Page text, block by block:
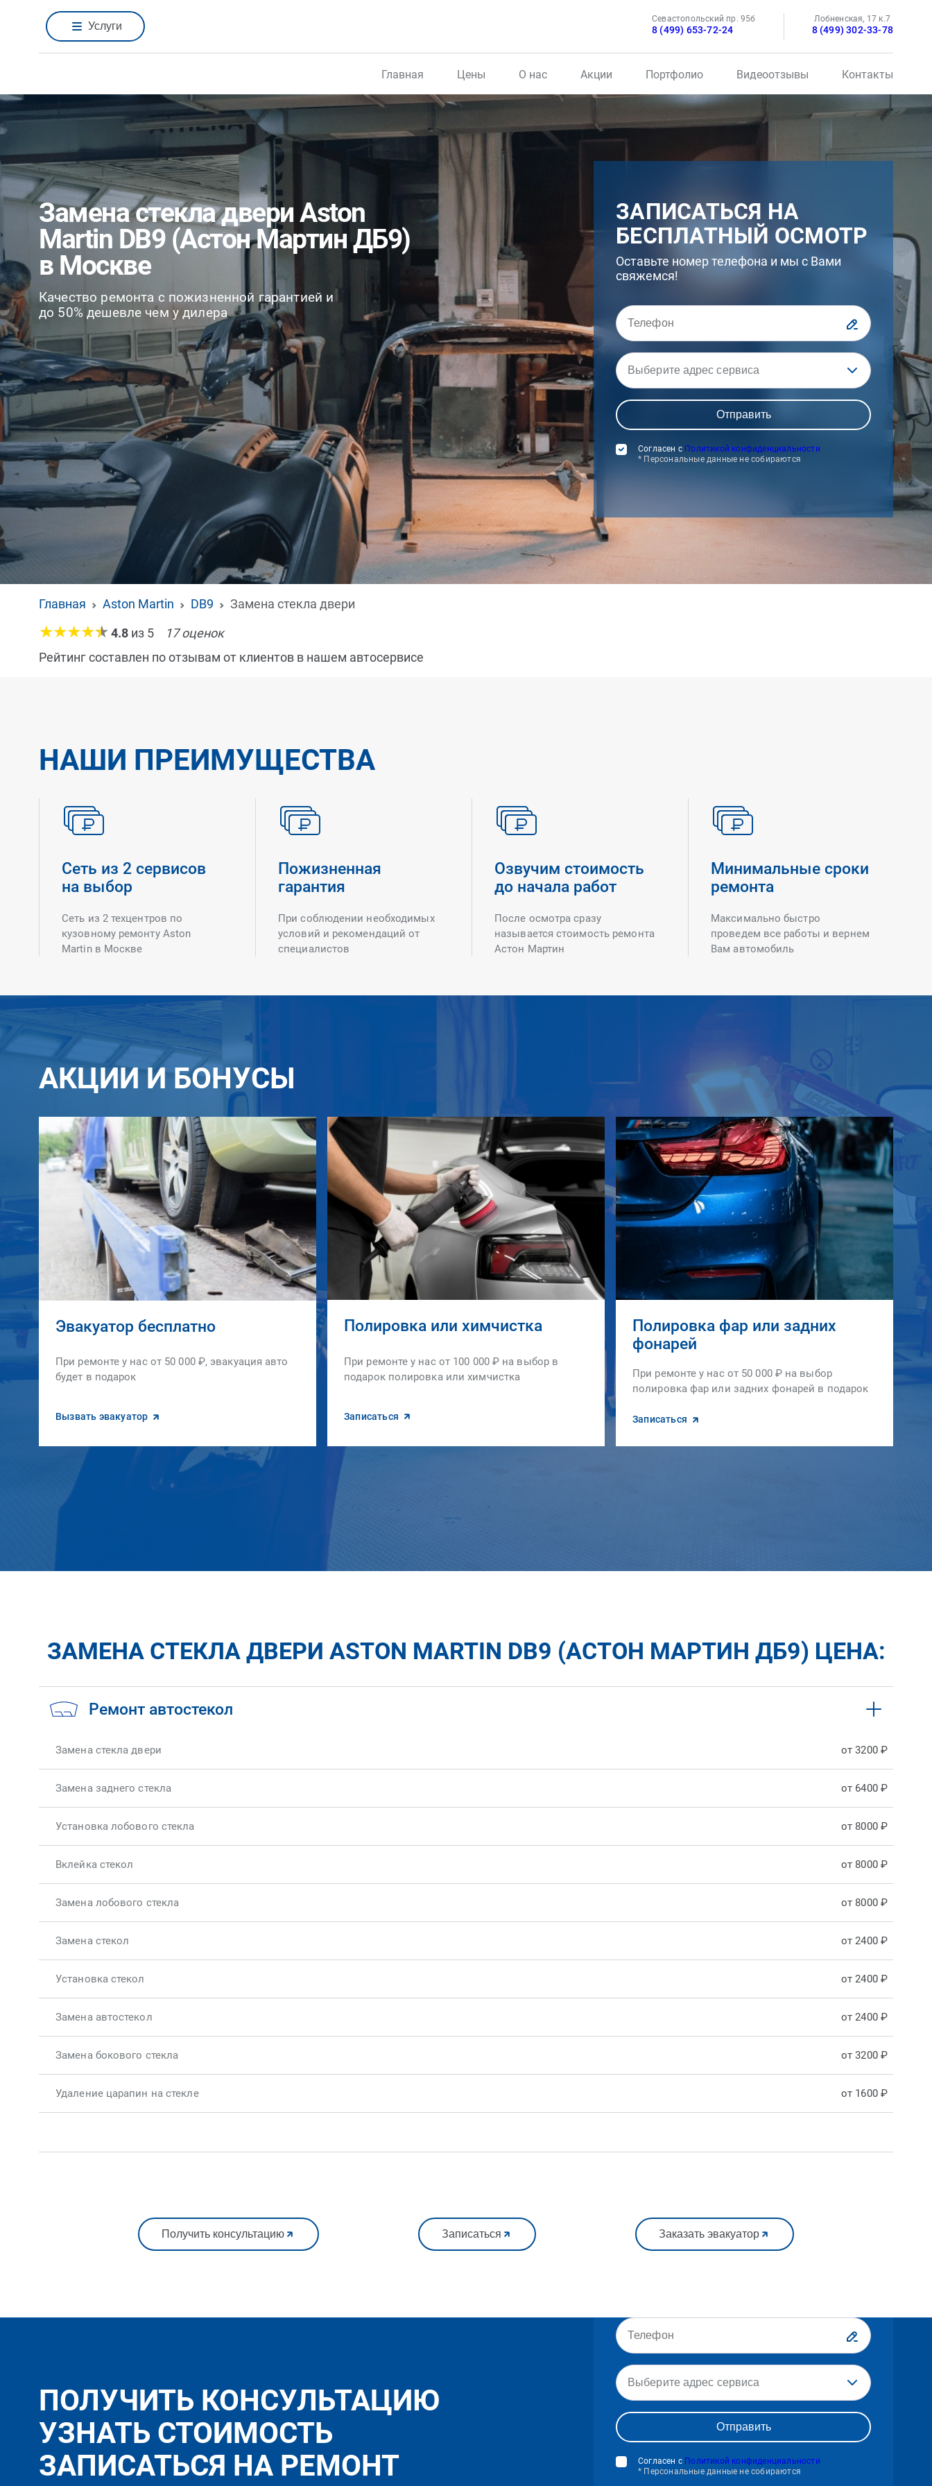
Услуги
Севастопольский пр. 95б
8 (499) 653-72-24
Лобненская, 17 к.7
8 (499) 302-33-78
Главная Цены О нас Акции Портфолио Видеоотзывы Контакты
Замена стекла двери Aston
Martin DB9 (Астон Мартин ДБ9)
в Москве
Качество ремонта с пожизненной гарантией и
до 50% дешевле чем у дилера
ЗАПИСАТЬСЯ НА
БЕСПЛАТНЫЙ ОСМОТР
Оставьте номер телефона и мы с Вами
свяжемся!
Выберите адрес сервиса
Согласен с Политикой конфиденциальности
* Персональные данные не собираются
Главная Aston Martin DB9
Замена стекла двери
4.8 из 5 17оценок
Рейтинг составлен по отзывам от клиентов в нашем автосервисе
НАШИ ПРЕИМУЩЕСТВА
Сеть из 2 сервисов
на выбор
Сеть из 2 техцентров по
кузовному ремонту Aston
Martin в Москве
Пожизненная
гарантия
При соблюдении необходимых
условий и рекомендаций от
специалистов
Озвучим стоимость
до начала работ
После осмотра сразу
называется стоимость ремонта
Астон Мартин
Минимальные сроки
ремонта
Максимально быстро
проведем все работы и вернем
Вам автомобиль
АКЦИИ И БОНУСЫ
Эвакуатор бесплатно
При ремонте у нас от 50 000 ₽, эвакуация авто
будет в подарок
Вызвать эвакуатор
Полировка или химчистка
При ремонте у нас от 100 000 ₽ на выбор в
подарок полировка или химчистка
Записаться
Полировка фар или задних
фонарей
При ремонте у нас от 50 000 ₽ на выбор
полировка фар или задних фонарей в подарок
Записаться
ЗАМЕНА СТЕКЛА ДВЕРИ ASTON MARTIN DB9 (АСТОН МАРТИН ДБ9) ЦЕНА:
Ремонт автостекол
Замена стекла двери от 3200 ₽
Замена заднего стекла от 6400 ₽
Установка лобового стекла от 8000 ₽
Вклейка стекол от 8000 ₽
Замена лобового стекла от 8000 ₽
Замена стекол от 2400 ₽
Установка стекол от 2400 ₽
Замена автостекол от 2400 ₽
Замена бокового стекла от 3200 ₽
Удаление царапин на стекле от 1600 ₽
Получить консультацию Записаться Заказать эвакуатор
ПОЛУЧИТЬ КОНСУЛЬТАЦИЮ
УЗНАТЬ СТОИМОСТЬ
ЗАПИСАТЬСЯ НА РЕМОНТ
Выберите адрес сервиса
Согласен с Политикой конфиденциальности
* Персональные данные не собираются